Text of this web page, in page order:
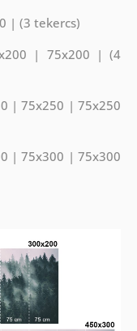
| (3 tekercs)
| 75x200 | (4
| 75x250 | 75x250
| 75x300 | 75x300